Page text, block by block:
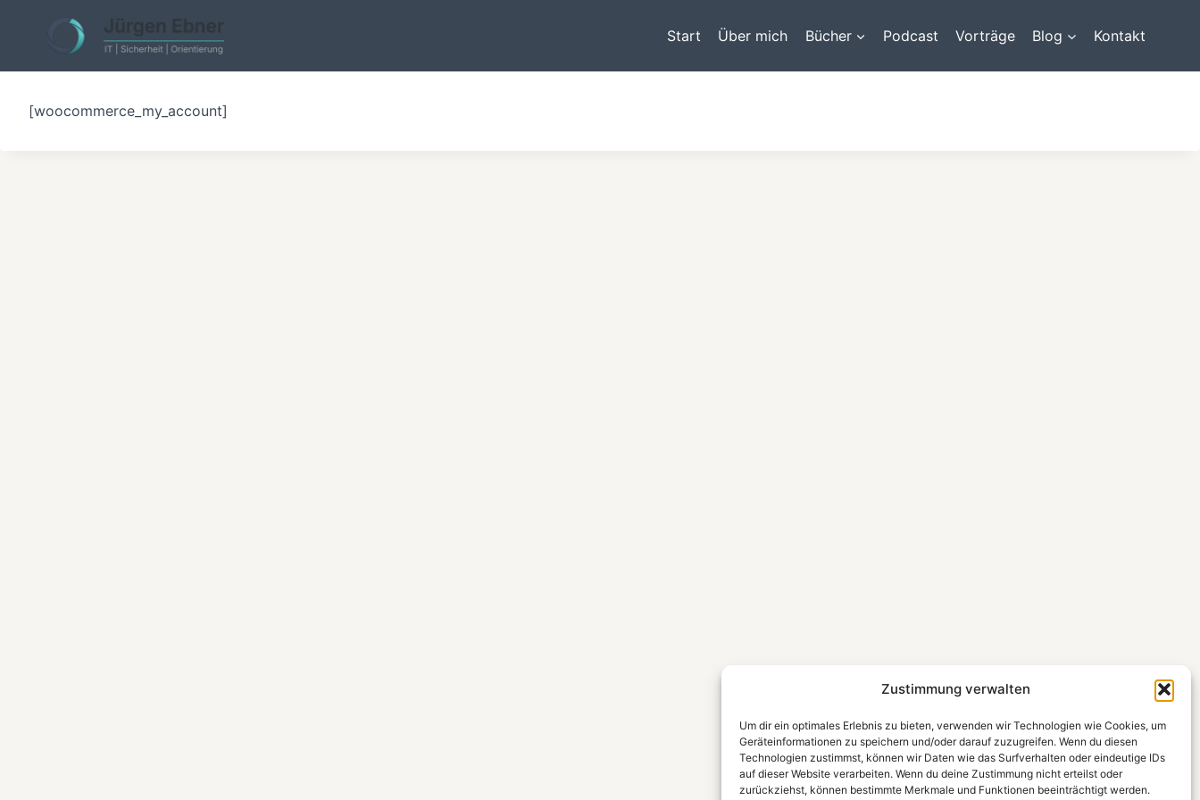
Zustimmung verwalten
Um dir ein optimales Erlebnis zu bieten, verwenden wir Technologien wie Cookies, um
Geräteinformationen zu speichern und/oder darauf zuzugreifen. Wenn du diesen
Technologien zustimmst, können wir Daten wie das Surfverhalten oder eindeutige IDs
auf dieser Website verarbeiten. Wenn du deine Zustimmung nicht erteilst oder
zurückziehst, können bestimmte Merkmale und Funktionen beeinträchtigt werden.
Start Über mich Bücher Podcast Vorträge Blog Kontakt
[woocommerce_my_account]